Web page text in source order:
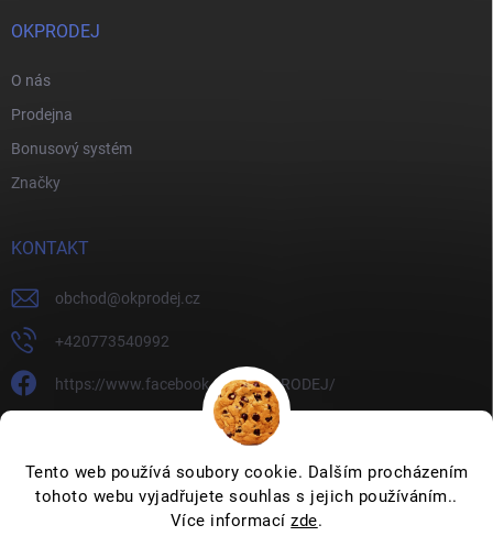
Tento web používá soubory cookie. Dalším procházením
tohoto webu vyjadřujete souhlas s jejich používáním..
Více informacízde.
OKPRODEJ
O nás
Prodejna
Bonusový systém
Značky
KONTAKT
obchod@okprodej.cz
+420773540992
https://www.facebook.com/OKPRODEJ/
okprodej